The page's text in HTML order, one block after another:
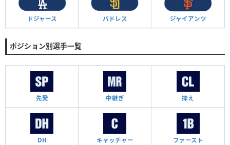
ドジャース パドレス ジャイアンツ
ポジション別選手一覧
先発 中継ぎ 抑え
DH キャッチャー ファースト